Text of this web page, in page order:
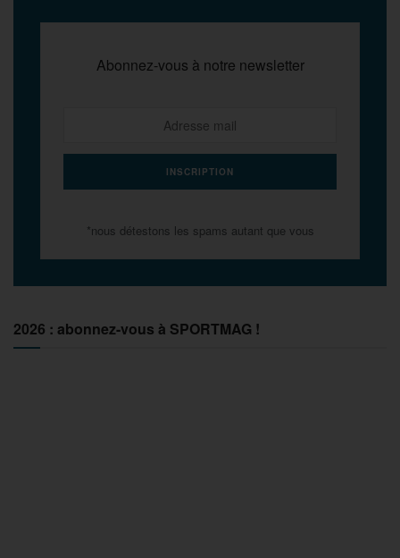
Abonnez-vous à notre newsletter
*nous détestons les spams autant que vous
2026 : abonnez-vous à SPORTMAG !